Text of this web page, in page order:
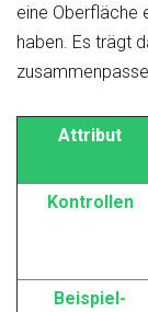
eine Oberfläche
haben. Es trägt
Attribut
Kontrollen
Beispiel-